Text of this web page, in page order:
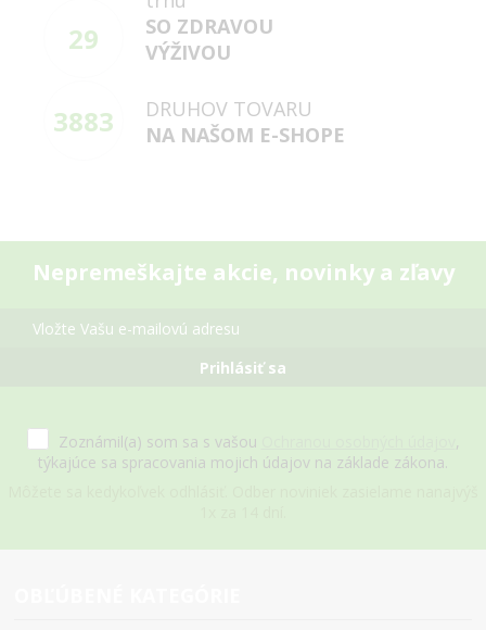
29
SO ZDRAVOU
VÝŽIVOU
3883
DRUHOV TOVARU
NA NAŠOM E-SHOPE
Nepremeškajte akcie, novinky a zľavy
Prihlásiť sa
Zoznámil(a) som sa s vašou
,
týkajúce sa spracovania mojich údajov na základe zákona.